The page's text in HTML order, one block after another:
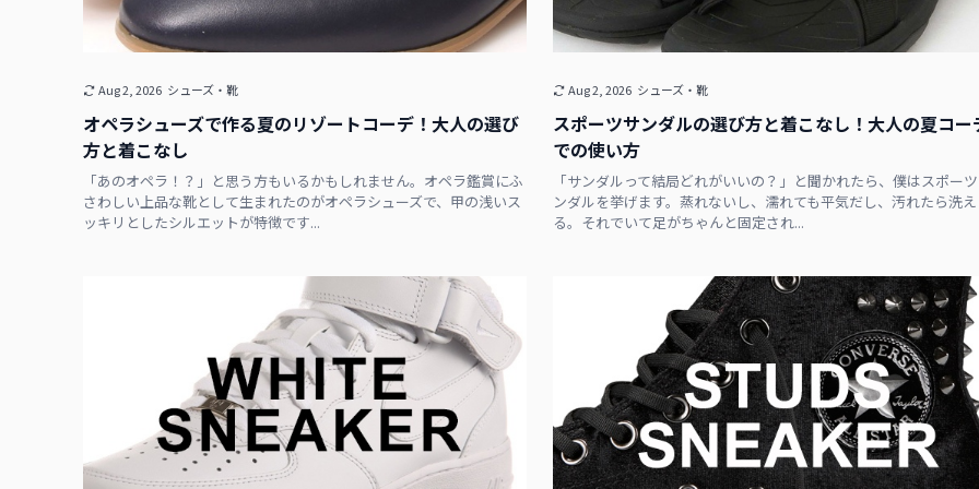
オペラシューズで作る夏のリゾートコーデ！大人の選び
方と着こなし
「あのオペラ！？」と思う方もいるかもしれません。オペラ鑑賞にふ
さわしい上品な靴として生まれたのがオペラシューズで、甲の浅いス
ッキリとしたシルエットが特徴です...
Aug 2, 2026 シューズ・靴
スポーツサンダルの選び方と着こなし！大人の夏コー
での使い方
「サンダルって結局どれがいいの？」と聞かれたら、僕はスポー
ンダルを挙げます。蒸れないし、濡れても平気だし、汚れたら洗え
る。それでいて足がちゃんと固定され...
Aug 2, 2026 シューズ・靴